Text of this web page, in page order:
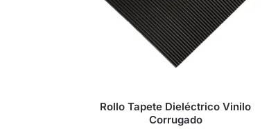
Rollo Tapete Dieléctrico Vinilo
Corrugado